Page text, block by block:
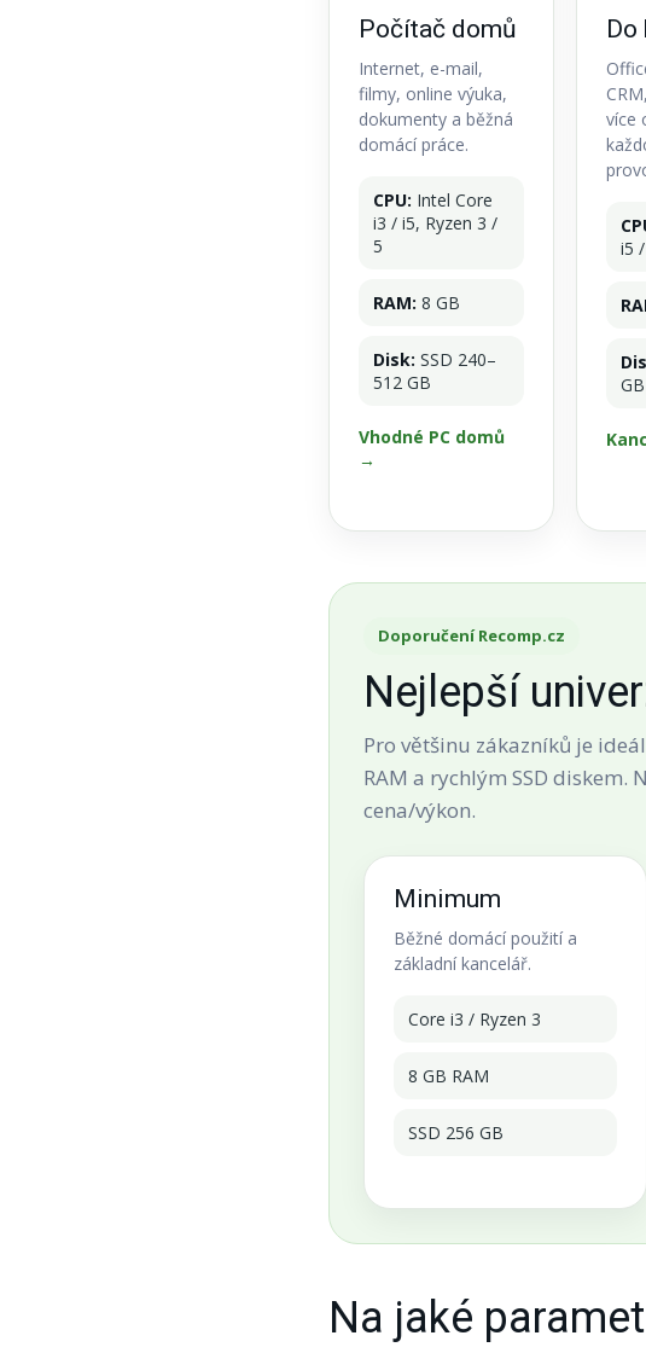
Počítač domů
Internet, e-mail,
filmy, online výuka,
dokumenty a běžná
domácí práce.
CPU: Intel Core
i3 / i5, Ryzen 3 /
5
RAM: 8 GB
Disk: SSD 240–
512 GB
Vhodné PC domů
→
Do
více
i5
GB
Doporučení Recomp.cz
Nejlepší
Pro většinu zákazníků je
RAM a rychlým SSD
cena/výkon.
Minimum
Běžné domácí použití a
základní kancelář.
Core i3 / Ryzen 3
8 GB RAM
SSD 256 GB
Na jaké